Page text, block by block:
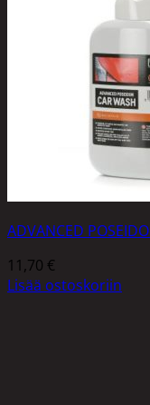
ADVANCED
11,70 €
Lisää ostoskoriin